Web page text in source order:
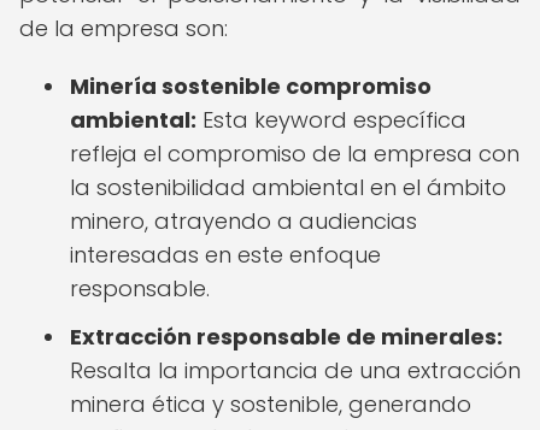
de la empresa son:
Minería sostenible compromiso
ambiental: Esta keyword específica
refleja el compromiso de la empresa con
la sostenibilidad ambiental en el ámbito
minero, atrayendo a audiencias
interesadas en este enfoque
responsable.
Extracción responsable de minerales:
Resalta la importancia de una extracción
minera ética y sostenible, generando